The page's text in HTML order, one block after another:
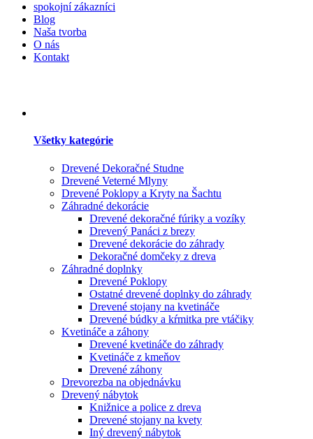
spokojní zákazníci
Blog
Naša tvorba
O nás
Kontakt
Všetky kategórie
Drevené Dekoračné Studne
Drevené Veterné Mlyny
Drevené Poklopy a Kryty na Šachtu
Záhradné dekorácie
Drevené dekoračné fúriky a vozíky
Drevený Panáci z brezy
Drevené dekorácie do záhrady
Dekoračné domčeky z dreva
Záhradné doplnky
Drevené Poklopy
Ostatné drevené doplnky do záhrady
Drevené stojany na kvetináče
Drevené búdky a kŕmitka pre vtáčiky
Kvetináče a záhony
Drevené kvetináče do záhrady
Kvetináče z kmeňov
Drevené záhony
Drevorezba na objednávku
Drevený nábytok
Knižnice a police z dreva
Drevené stojany na kvety
Iný drevený nábytok